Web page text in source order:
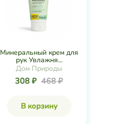
Минеральный крем для
рук Увлажня...
Дом Природы
308 ₽ 468 ₽
В корзину